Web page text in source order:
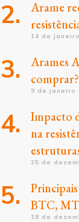
Arame
14 de
Arames
comprar?
9 de janeiro
Impacto
na
25 de
BTC,
18 de